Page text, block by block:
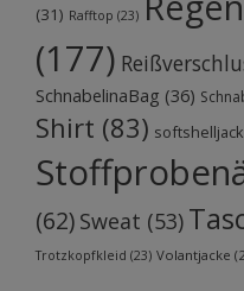
(31) Rafftop (23)
(177)
SchnabelinaBag (36)
Shirt (83)
(62) Sweat (53)
Trotzkopfkleid (23) Volantjacke